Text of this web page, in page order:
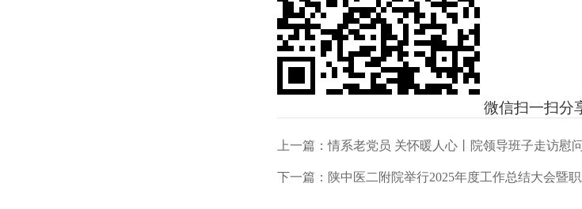
微信扫一扫分
上一篇：情系老党员 关怀暖人心丨院领导班子走访慰
下一篇： 陕中医二附院举行2025年度工作总结大会暨